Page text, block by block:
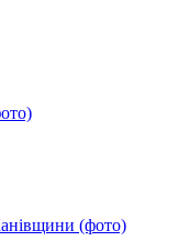
(фото)